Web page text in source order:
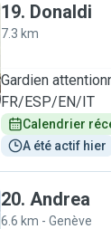
19. Donaldi
7.3 km
Gardien
FR/ESP/EN/IT
Calendrier
A été actif hier
20. Andrea
6.6 km - Genève